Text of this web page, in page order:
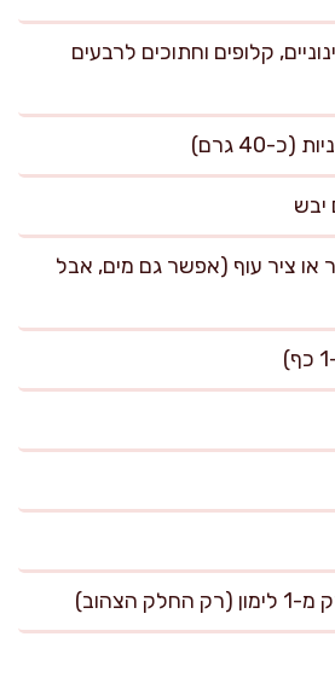
קלופים וחתוכים לרבעים
או ציר עוף (אפשר גם מים, אבל
הצהוב)